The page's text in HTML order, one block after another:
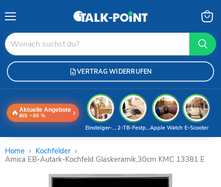
VERTRAG WIDERRUFEN
🔥 Aktuelle Angebote
BIS −60 % ›
E-Scooter
Apple Watch
2-TB-Festplatte
Einsteiger-Handy
Home
Kochfelder
Amica EB-Autark-Kochfeld Glaskeramik,30cm KMC 13381 E